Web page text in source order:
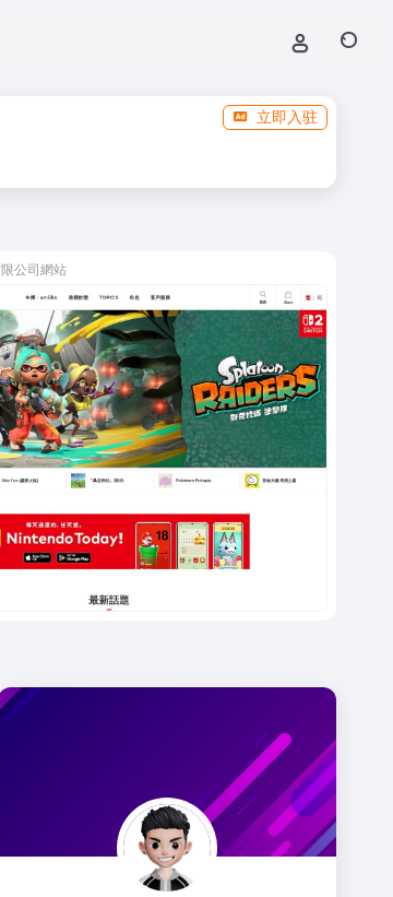
立即入驻
公司網站